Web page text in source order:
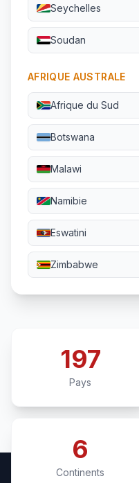
Seychelles
Soudan
AFRIQUE AUSTRALE
Afrique du Sud
Botswana
Malawi
Namibie
Eswatini
Zimbabwe
197
Pays
6
Continents